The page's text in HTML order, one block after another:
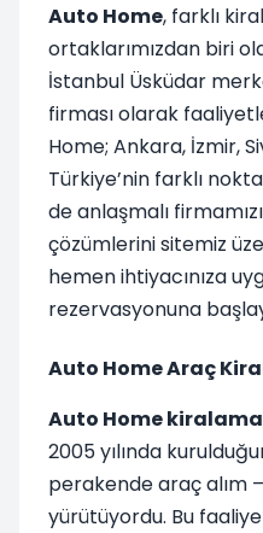
Auto Home, farklı
ortaklarımızdan biri
İstanbul Üsküdar
firması olarak
Home; Ankara, İzmir,
Türkiye’nin farklı
de anlaşmalı
çözümlerini sitemiz
hemen ihtiyacınıza
rezervasyonuna
Auto Home Araç
Auto Home kiralama
2005 yılında
perakende araç alım
yürütüyordu. Bu